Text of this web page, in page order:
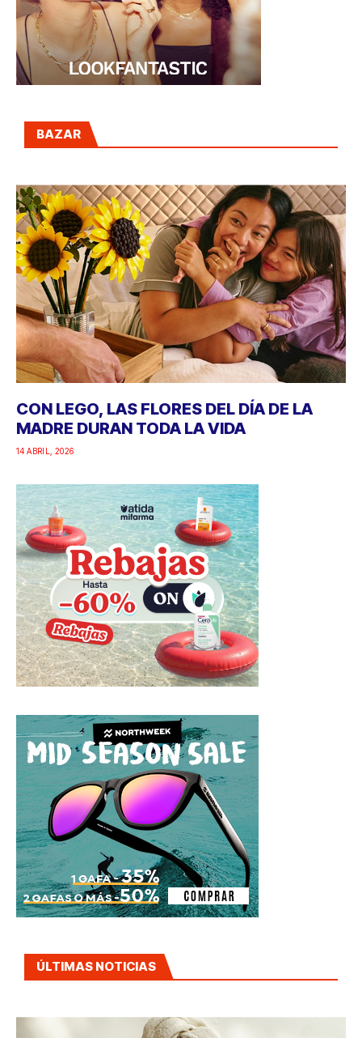
BAZAR
CON LEGO, LAS FLORES DEL DÍA DE LA
MADRE DURAN TODA LA VIDA
14 ABRIL, 2026
ÚLTIMAS NOTICIAS